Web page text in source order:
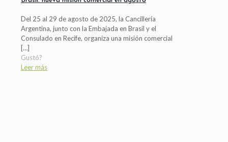
Del 25 al 29 de agosto de 2025, la Cancillería
Argentina, junto con la Embajada en Brasil y el
Consulado en Recife, organiza una misión comercial
[…]
Gustó?
Leer más